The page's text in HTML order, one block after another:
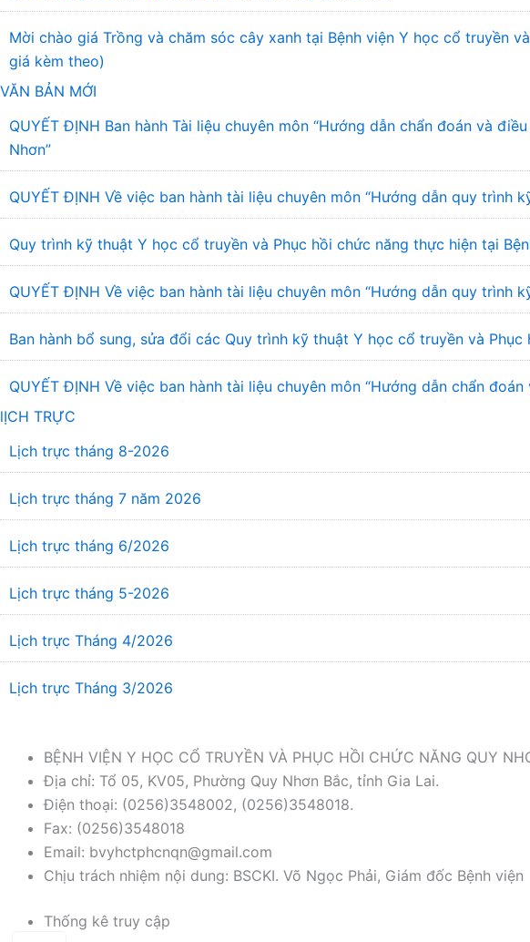
Mời chào giá Trồng và chăm sóc cây xanh tại Bệnh viện Y học cổ truyền
giá kèm theo)
VĂN BẢN MỚI
QUYẾT ĐỊNH Ban hành Tài liệu chuyên môn “Hướng dẫn chẩn đoán và
Nhơn”
QUYẾT ĐỊNH Về việc ban hành tài liệu chuyên môn “Hướng dẫn quy trình
Quy trình kỹ thuật Y học cổ truyền và Phục hồi chức năng thực hiện tại
QUYẾT ĐỊNH Về việc ban hành tài liệu chuyên môn “Hướng dẫn quy trình
Ban hành bổ sung, sửa đổi các Quy trình kỹ thuật Y học cổ truyền và
QUYẾT ĐỊNH Về việc ban hành tài liệu chuyên môn “Hướng dẫn chẩn
lỊCH TRỰC
Lịch trực tháng 8-2026
Lịch trực tháng 7 năm 2026
Lịch trực tháng 6/2026
Lịch trực tháng 5-2026
Lịch trực Tháng 4/2026
Lịch trực Tháng 3/2026
BỆNH VIỆN Y HỌC CỔ TRUYỀN VÀ PHỤC HỒI CHỨC NĂNG QUY
Địa chỉ: Tổ 05, KV05, Phường Quy Nhơn Bắc, tỉnh Gia Lai.
Điện thoại: (0256)3548002, (0256)3548018.
Fax: (0256)3548018
Email: bvyhctphcnqn@gmail.com
Chịu trách nhiệm nội dung: BSCKI. Võ Ngọc Phải, Giám đốc Bệnh viện
Thống kê truy cập